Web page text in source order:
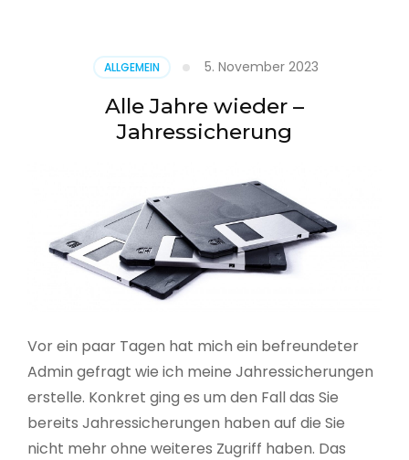
ALLGEMEIN 5. November 2023
Alle Jahre wieder –
Jahressicherung
Vor ein paar Tagen hat mich ein befreundeter
Admin gefragt wie ich meine Jahressicherungen
erstelle. Konkret ging es um den Fall das Sie
bereits Jahressicherungen haben auf die Sie
nicht mehr ohne weiteres Zugriff haben. Das